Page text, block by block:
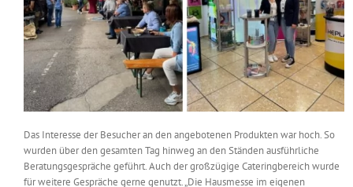
Jobshop
Suche
nach:
Das Interesse der Besucher an den angebotenen Produkten war hoch. So
wurden über den gesamten Tag hinweg an den Ständen ausführliche
Beratungsgespräche geführt. Auch der großzügige Cateringbereich wurde
für weitere Gespräche gerne genutzt. „Die Hausmesse im eigenen